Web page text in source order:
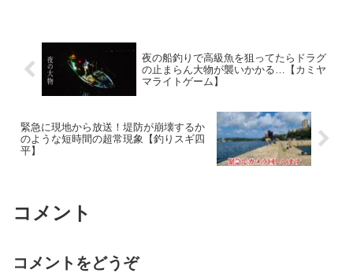
夜の船釣りで高級魚を狙ってたらドラグ
の止まらん大物が襲いかかる…【カミヤ
マライトゲーム】
緊急に現地から放送！堤防が崩壊するか
のような短時間の超常現象【釣りスギ四
平】
コメント
コメントをどうぞ